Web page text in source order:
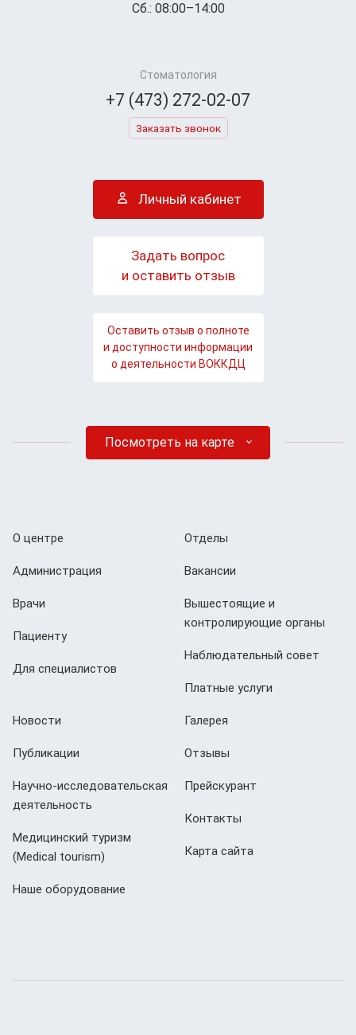
Сб.: 08:00–14:00
Стоматология
+7 (473) 272-02-07
Заказать звонок
Личный кабинет
Задать вопрос
и оставить отзыв
Оставить отзыв о полноте
и доступности информации
о деятельности ВОККДЦ
Посмотреть на карте
О центре
Администрация
Врачи
Пациенту
Для специалистов
Отделы
Вакансии
Вышестоящие и
контролирующие органы
Наблюдательный совет
Платные услуги
Новости
Публикации
Научно-исследовательская
деятельность
Медицинский туризм
(Мedical tourism)
Наше оборудование
Галерея
Отзывы
Прейскурант
Контакты
Карта сайта